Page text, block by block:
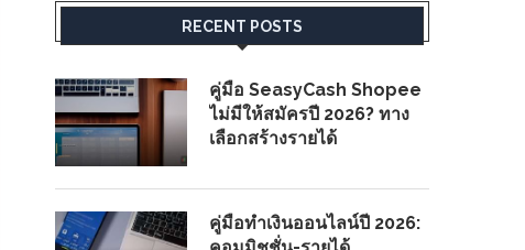
RECENT POSTS
คู่มือ SeasyCash Shopee
ไม่มีให้สมัครปี 2026? ทาง
เลือกสร้างรายได้
คู่มือทำเงินออนไลน์ปี 2026: